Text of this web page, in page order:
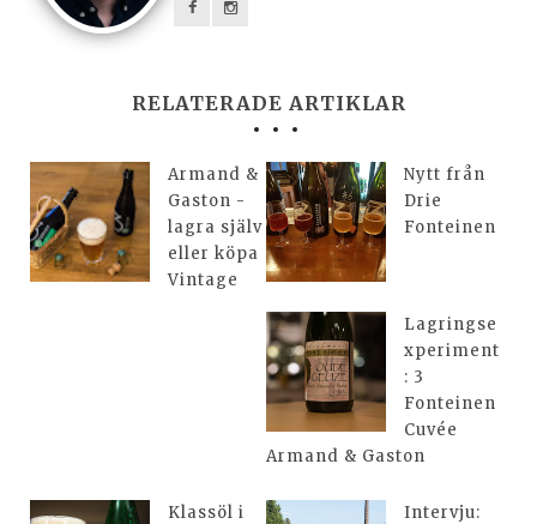
RELATERADE ARTIKLAR
Armand &
Gaston -
lagra själv
eller köpa
Vintage
Nytt från
Drie
Fonteinen
Lagringse
xperiment
: 3
Fonteinen
Cuvée
Armand & Gaston
Klassöl i Intervju: